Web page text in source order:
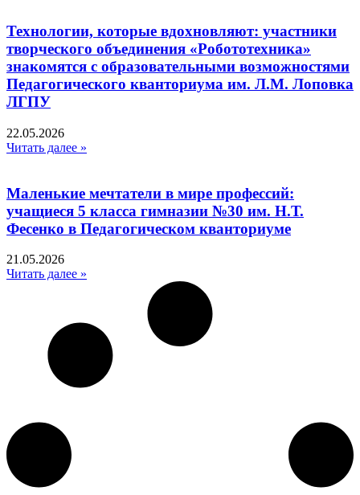
Технологии, которые вдохновляют: участники
творческого объединения «Робототехника»
знакомятся с образовательными возможностями
Педагогического кванториума им. Л.М. Лоповка
ЛГПУ
22.05.2026
Читать далее »
Маленькие мечтатели в мире профессий:
учащиеся 5 класса гимназии №30 им. Н.Т.
Фесенко в Педагогическом кванториуме
21.05.2026
Читать далее »